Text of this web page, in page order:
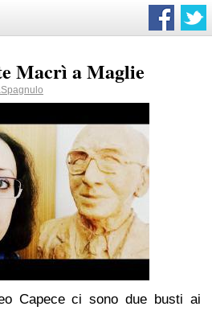
Macrì a Maglie
Capece ci sono due busti ai